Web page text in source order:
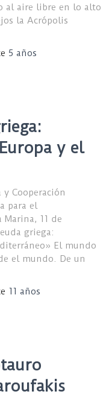
al aire libre en lo alto
la Acrópolis
5 años
y el
y Cooperación
para el
Marina, 11 de
griega:
El mundo
el mundo. De un
11 años